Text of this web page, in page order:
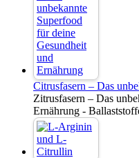
Citrusfasern – Das
Zitrusfasern – Das
Ernährung -